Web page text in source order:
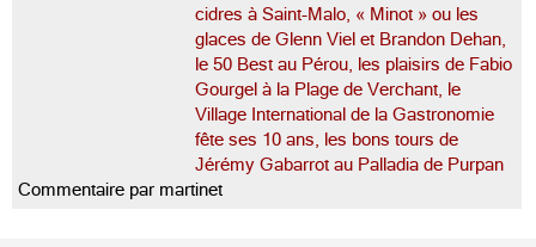
cidres à Saint-Malo, « Minot » ou les
glaces de Glenn Viel et Brandon Dehan,
le 50 Best au Pérou, les plaisirs de Fabio
Gourgel à la Plage de Verchant, le
Village International de la Gastronomie
fête ses 10 ans, les bons tours de
Jérémy Gabarrot au Palladia de Purpan
Commentaire par martinet